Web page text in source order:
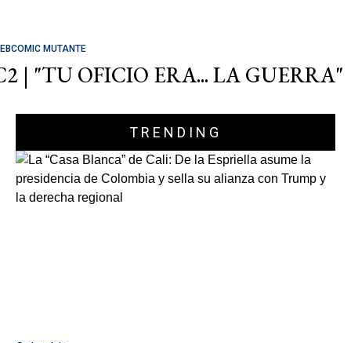
MUTANTE
| "TU OFICIO ERA... LA GUERRA"
TRENDING